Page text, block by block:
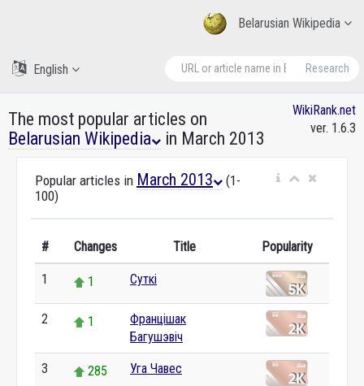
Belarusian Wikipedia
Research
English
The most popular articles on
Belarusian Wikipedia
in March 2013
WikiRank.net
ver. 1.6.3
Popular articles in March 2013
(1-
100)
# Changes Title Popularity
1 1 Суткі
2 1
Францішак
Багушэвіч
3 285 Уга Чавес